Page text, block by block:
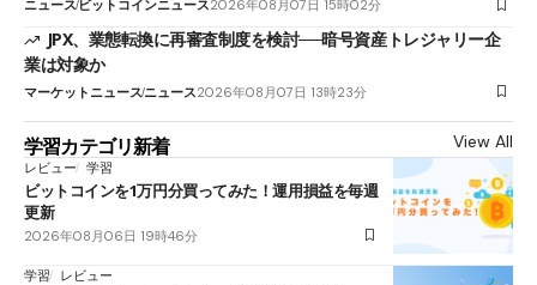
ニュースビットコインニュース2026年08月07日 15時02分
JPX、業態転換に再審査制度を検討──暗号資産トレジャリー企
業は対象か
マーケットニュースニュース2026年08月07日 13時23分
学習カテゴリ新着 View All
レビュー 学習
ビットコインを1万円分買ってみた！運用損益を毎週
更新
2026年08月06日 19時46分
学習 レビュー